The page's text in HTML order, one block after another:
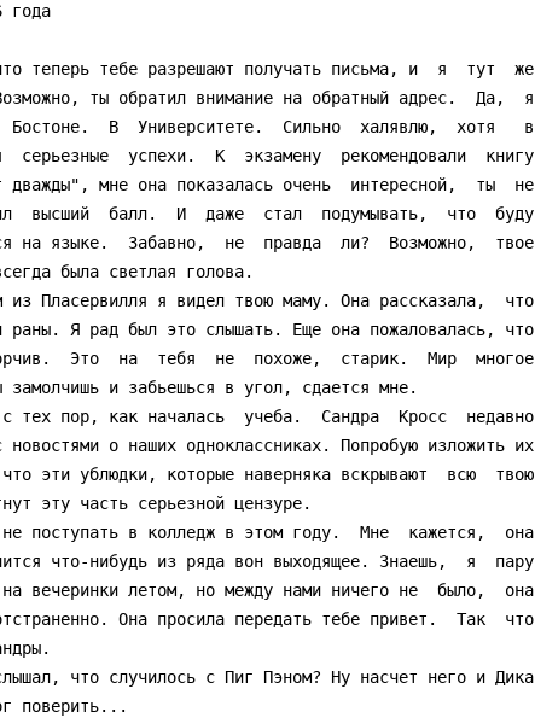
ты обратил внимание на обратный адрес.  Да,  я
Бостоне.  В  Университете.  Сильно  халявлю,  хотя   в
серьезные  успехи.  К  экзамену  рекомендовали  книгу
дважды", мне она показалась очень  интересной,  ты  не
высший  балл.  И  даже  стал  подумывать,  что  буду
на языке.  Забавно,  не  правда  ли?  Возможно,  твое
была светлая голова.
раны. Я рад был это слышать. Еще она пожаловалась, что
Это  на  тебя  не  похоже,  старик.  Мир  многое
замолчишь и забьешься в угол, сдается мне.
новостями о наших одноклассниках. Попробую изложить их
эти ублюдки, которые наверняка вскрывают  всю  твою
эту часть серьезной цензуре.
что-нибудь из ряда вон выходящее. Знаешь,  я  пару
на вечеринки летом, но между нами ничего не  было,  она
Она просила передать тебе привет.  Так  что
поверить...